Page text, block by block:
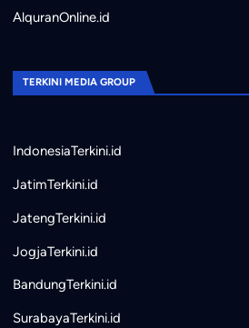
AlquranOnline.id
TERKINI MEDIA GROUP
IndonesiaTerkini.id
JatimTerkini.id
JatengTerkini.id
JogjaTerkini.id
BandungTerkini.id
SurabayaTerkini.id